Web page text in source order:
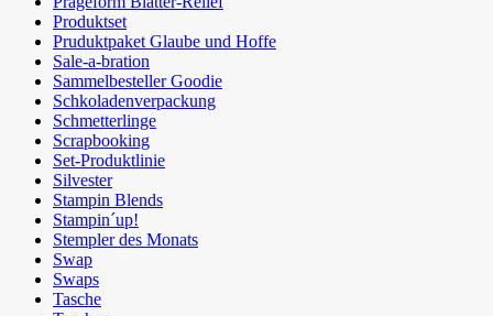
Produktset
Pruduktpaket Glaube und Hoffe
Sale-a-bration
Sammelbesteller Goodie
Schkoladenverpackung
Schmetterlinge
Scrapbooking
Set-Produktlinie
Silvester
Stampin Blends
Stampin´up!
Stempler des Monats
Swap
Swaps
Tasche